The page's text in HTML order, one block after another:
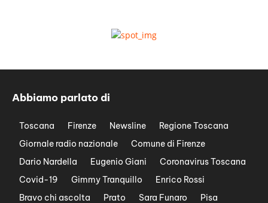
Abbiamo parlato di
Toscana Firenze Newsline
Regione Toscana
Giornale radio nazionale
Comune di Firenze
Dario Nardella
Eugenio Giani
Coronavirus Toscana
Covid-19
Gimmy Tranquillo
Enrico Rossi
Bravo chi ascolta
Prato Sara Funaro
Pisa